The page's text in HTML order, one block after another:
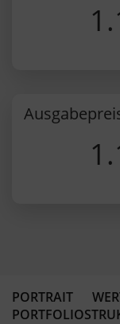
PORTRAIT